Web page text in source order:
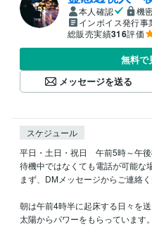
本人確認
機
インボイス発行事
総販売実績316評価
無料で
メッセージを送る
スケジュール
平日・土日・祝日　午前5時～午
待機中ではなくても電話が可能な
まず、DMメッセージからご連絡く
朝は午前4時半に起床する日々を送
太陽からパワーをもらっています。